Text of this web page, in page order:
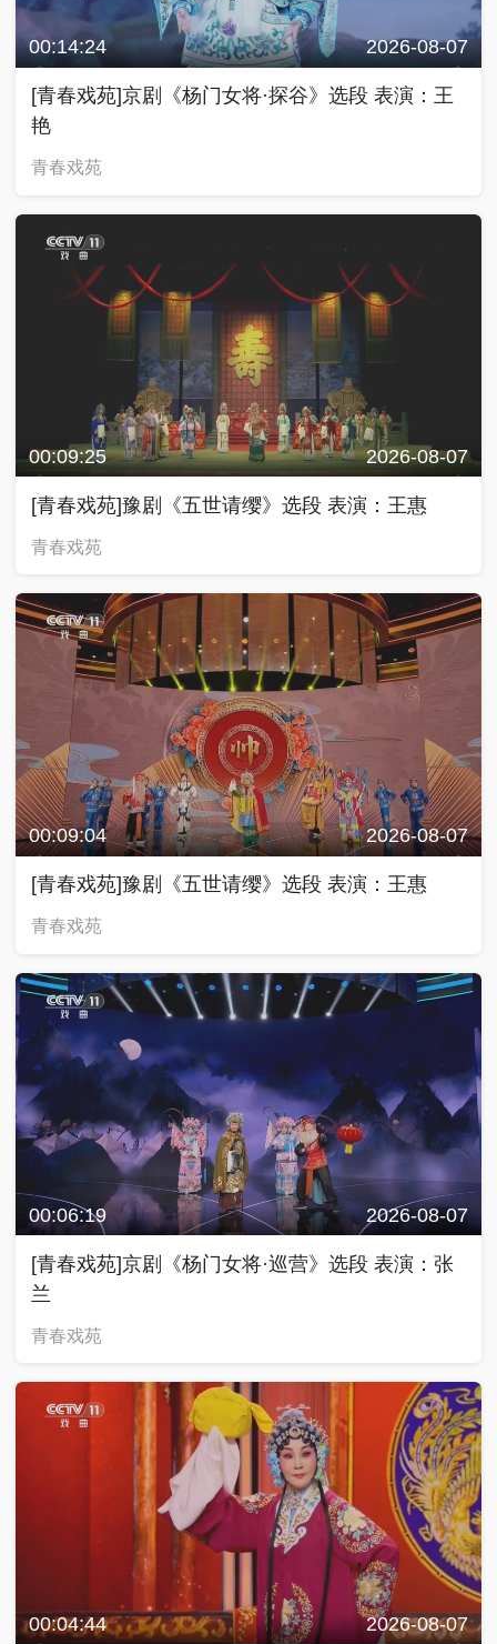
00:14:24 2026-08-07
[青春戏苑]京剧《杨门女将·探谷》选段 表演：王
艳
青春戏苑
00:09:25 2026-08-07
[青春戏苑]豫剧《五世请缨》选段 表演：王惠
青春戏苑
00:09:04 2026-08-07
[青春戏苑]豫剧《五世请缨》选段 表演：王惠
青春戏苑
00:06:19 2026-08-07
[青春戏苑]京剧《杨门女将·巡营》选段 表演：张
兰
青春戏苑
00:04:44 2026-08-07